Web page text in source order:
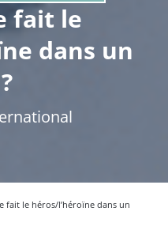
fait le
dans un
fait le héros/l’héroïne dans un